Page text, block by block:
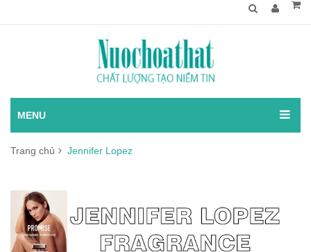
MENU
Trang chủ Jennifer Lopez